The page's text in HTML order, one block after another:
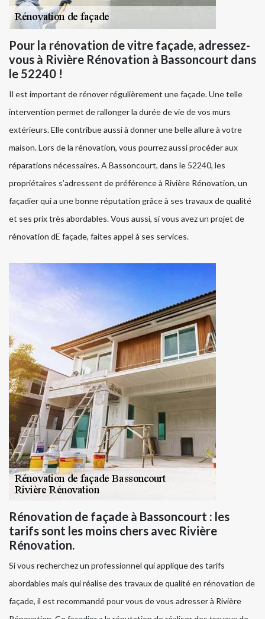
Pour la rénovation de vitre façade, adressez-
vous à Rivière Rénovation à Bassoncourt dans
le 52240 !
Il est important de rénover régulièrement une façade. Une telle
intervention permet de rallonger la durée de vie de vos murs
extérieurs. Elle contribue aussi à donner une belle allure à votre
maison. Lors de la rénovation, vous pourrez aussi procéder aux
réparations nécessaires. A Bassoncourt, dans le 52240, les
propriétaires s’adressent de préférence à Rivière Rénovation, un
façadier qui a une bonne réputation grâce à ses travaux de qualité
et ses prix très abordables. Vous aussi, si vous avez un projet de
rénovation dE façade, faites appel à ses services.
Rénovation de façade à Bassoncourt : les
tarifs sont les moins chers avec Rivière
Rénovation.
Si vous recherchez un professionnel qui applique des tarifs
abordables mais qui réalise des travaux de qualité en rénovation de
façade, il est recommandé pour vous de vous adresser à Rivière